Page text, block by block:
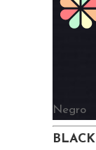
Negro